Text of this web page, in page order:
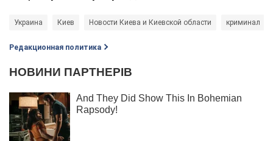
Украина Киев Новости Киева и Киевской области криминал
Редакционная политика